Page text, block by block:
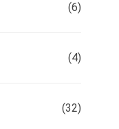
(6)
(4)
(32)